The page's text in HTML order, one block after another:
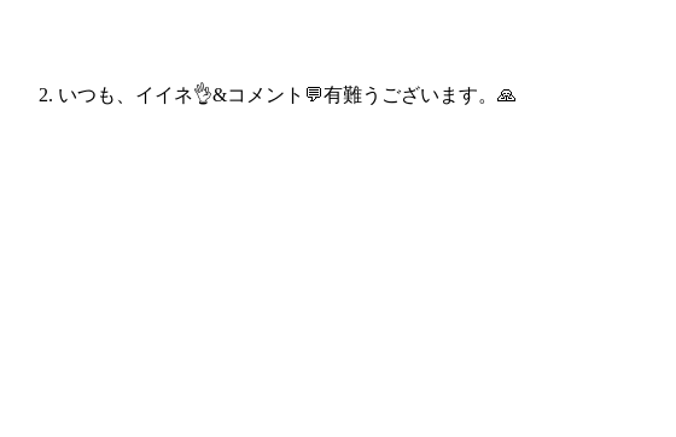
いつも、イイネ👌&コメント💬有難うございます。🙏